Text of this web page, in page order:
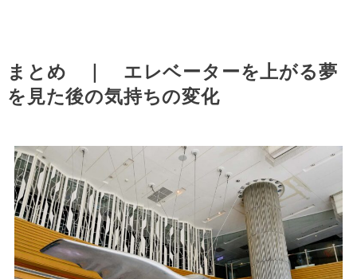
まとめ ｜ エレベーターを上がる夢
を見た後の気持ちの変化